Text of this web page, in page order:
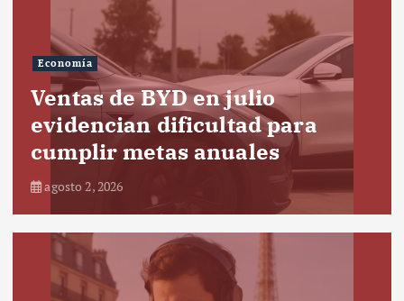
Economía
Ventas de BYD en julio
evidencian dificultad para
cumplir metas anuales
agosto 2, 2026